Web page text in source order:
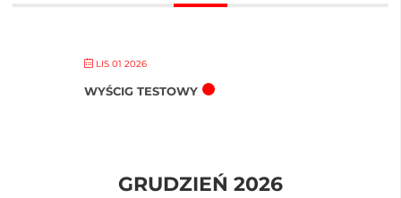
LIS 01 2026
WYŚCIG TESTOWY
GRUDZIEŃ 2026